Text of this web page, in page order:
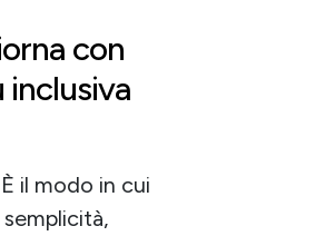
con
inclusiva
il modo in cui